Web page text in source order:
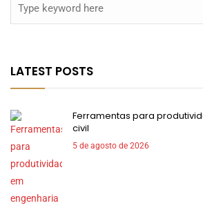
LATEST POSTS
Ferramentas para
civil
5 de agosto de 2026